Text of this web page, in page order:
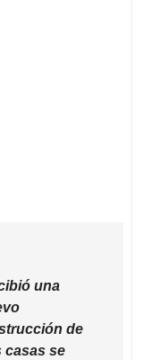
una
de
casas se